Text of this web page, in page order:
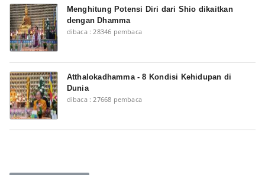
Menghitung Potensi Diri dari Shio dikaitkan
dengan Dhamma
dibaca : 28346 pembaca
Atthalokadhamma - 8 Kondisi Kehidupan di
Dunia
dibaca : 27668 pembaca